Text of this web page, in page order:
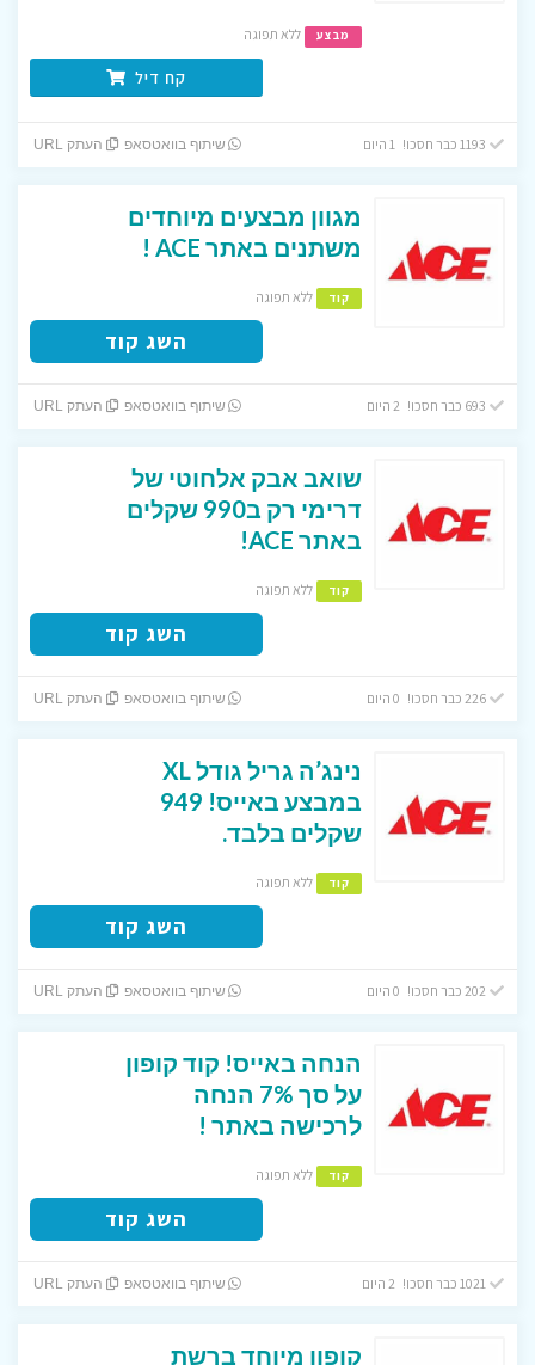
מבצע ללא תפוגה
קח דיל
שיתוף בוואטסאפ העתק URL
מגוון מבצעים מיוחדים
משתנים באתר ACE !
קוד ללא תפוגה
השג קוד
שיתוף בוואטסאפ העתק URL
שואב אבק אלחוטי של
דרימי רק ב990 שקלים
באתר ACE!
קוד ללא תפוגה
השג קוד
226 כבר חסכו! 0 היום שיתוף בוואטסאפ העתק URL
נינג’ה גריל גודל XL
במבצע באייס! 949
שקלים בלבד.
קוד ללא תפוגה
השג קוד
שיתוף בוואטסאפ העתק URL
הנחה באייס! קוד קופון
על סך 7% הנחה
לרכישה באתר !
קוד ללא תפוגה
השג קוד
שיתוף בוואטסאפ העתק URL
קופון מיוחד ברשת